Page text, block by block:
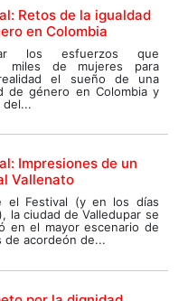
Retos de la igualdad
en Colombia
los esfuerzos que
miles de mujeres para
el sueño de una
de género en Colombia y
del...
Impresiones de un
Vallenato
el Festival (y en los días
la ciudad de Valledupar se
en el mayor escenario de
de acordeón de...